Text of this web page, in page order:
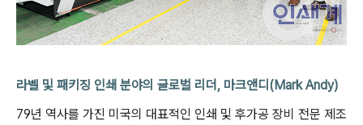
라벨 및 패키징 인쇄 분야의 글로벌 리더, 마크앤디(Mark Andy)
79년 역사를 가진 미국의 대표적인 인쇄 및 후가공 장비 전문 제조